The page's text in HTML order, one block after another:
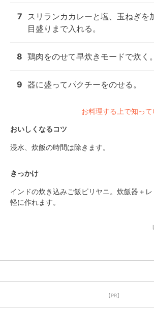
7 スリランカカレーと塩、玉ねぎを
目盛りまで入れる。
8 鶏肉をのせて早炊きモードで炊く。
9 器に盛ってパクチーをのせる。
お料理する上で知っ
おいしくなるコツ
浸水、炊飯の時間は除きます。
きっかけ
インドの炊き込みご飯ビリヤニ。炊飯器＋
軽に作れます。
【PR】